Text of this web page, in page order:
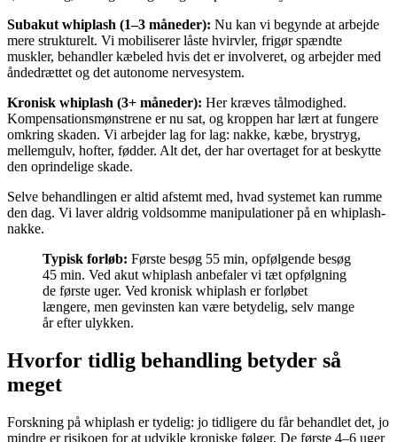
Subakut whiplash (1–3 måneder): Nu kan vi begynde at arbejde
mere strukturelt. Vi mobiliserer låste hvirvler, frigør spændte
muskler, behandler kæbeled hvis det er involveret, og arbejder med
åndedrættet og det autonome nervesystem.
Kronisk whiplash (3+ måneder): Her kræves tålmodighed.
Kompensationsmønstrene er nu sat, og kroppen har lært at fungere
omkring skaden. Vi arbejder lag for lag: nakke, kæbe, brystryg,
mellemgulv, hofter, fødder. Alt det, der har overtaget for at beskytte
den oprindelige skade.
Selve behandlingen er altid afstemt med, hvad systemet kan rumme
den dag. Vi laver aldrig voldsomme manipulationer på en whiplash-
nakke.
Typisk forløb: Første besøg 55 min, opfølgende besøg
45 min. Ved akut whiplash anbefaler vi tæt opfølgning
de første uger. Ved kronisk whiplash er forløbet
længere, men gevinsten kan være betydelig, selv mange
år efter ulykken.
Hvorfor tidlig behandling betyder så
meget
Forskning på whiplash er tydelig: jo tidligere du får behandlet det, jo
mindre er risikoen for at udvikle kroniske følger. De første 4–6 uger